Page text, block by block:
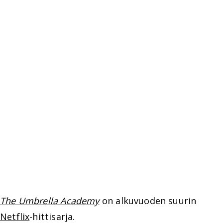
The Umbrella Academyon alkuvuoden suurin
Netflix-hittisarja.